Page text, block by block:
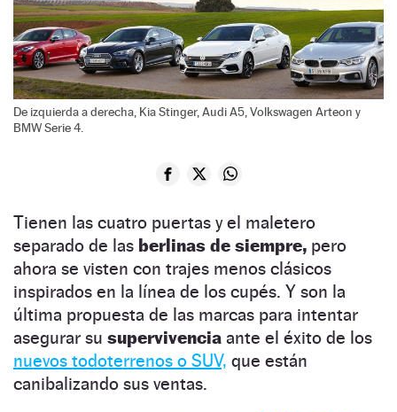
De izquierda a derecha, Kia Stinger, Audi A5, Volkswagen Arteon y
BMW Serie 4.
Tienen las cuatro puertas y el maletero
separado de las berlinas de siempre, pero
ahora se visten con trajes menos clásicos
inspirados en la línea de los cupés. Y son la
última propuesta de las marcas para intentar
asegurar su supervivencia ante el éxito de los
nuevos todoterrenos o SUV, que están
canibalizando sus ventas.